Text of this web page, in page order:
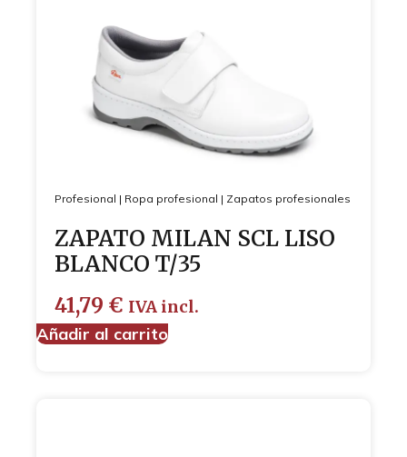
Profesional | Ropa profesional | Zapatos profesionales
ZAPATO MILAN SCL LISO
BLANCO T/35
41,79 € IVA incl.
Añadir al carrito